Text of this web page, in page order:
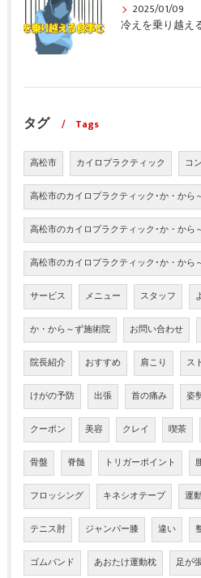
2025/01/09
冷えを乗り越え
タグ Tags
高松市 カイロプラクティック コ
高松市のカイロプラクティック･か・から
高松市のカイロプラクティック･か・から
高松市のカイロプラクティック･か・から
サービス メニュー スタッフ
か・から～ず施術院 お問い合わせ
院長紹介 おすすめ 肩こり ス
けがの予防 出張 首の痛み 姿
クーポン 美容 クレイ 喫茶
骨盤 脊髄 トリガーポイント
フロッシング キネシオテープ 運
テニス肘 ジャンパー膝 違い
ゴムバンド あおたけ運動枕 足が